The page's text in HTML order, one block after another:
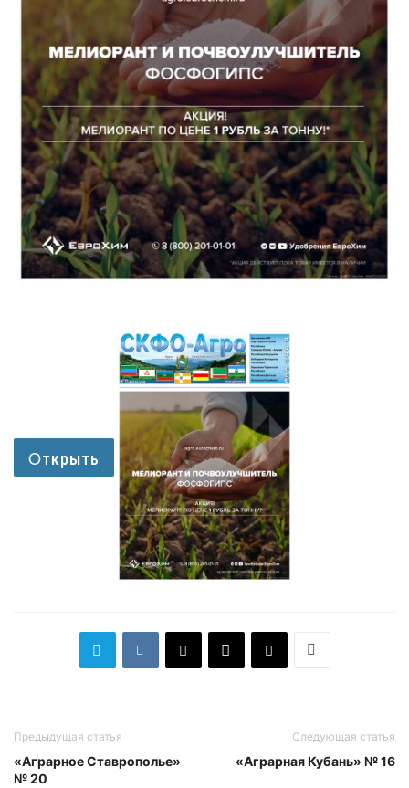
Предыдущая статья
«Аграрное Ставрополье»
№ 20
Следующая статья
«Аграрная Кубань» № 16